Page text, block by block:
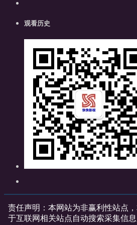
观看历史
责任声明：本网站为非赢利性站点
于互联网相关站点自动搜索采集信